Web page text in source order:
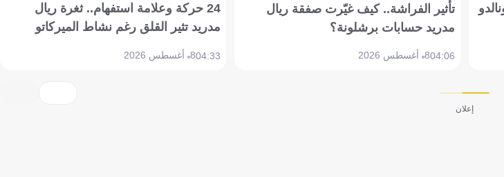
تأثير الفراشة.. كيف غيّرت صفقة ريال
مدريد حسابات برشلونة؟
04:068 أغسطس 2026
24 حركة وعلامة استفهام.. ثغرة ريال
مدريد تثير القلق رغم نشاط الميركاتو
04:338 أغسطس 2026
إعلان